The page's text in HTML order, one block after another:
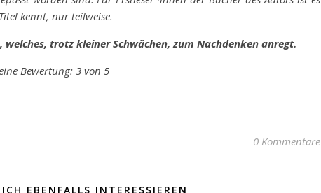
kennt, nur teilweise.
trotz kleiner Schwächen, zum Nachdenken anregt.
Bewertung: 3 von 5
0 Kommentare
EBENFALLS INTERESSIEREN